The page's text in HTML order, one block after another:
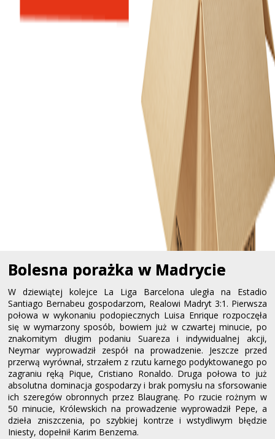
Bolesna porażka w Madrycie
W dziewiątej kolejce La Liga Barcelona uległa na Estadio
Santiago Bernabeu gospodarzom, Realowi Madryt 3:1. Pierwsza
połowa w wykonaniu podopiecznych Luisa Enrique rozpoczęła
się w wymarzony sposób, bowiem już w czwartej minucie, po
znakomitym długim podaniu Suareza i indywidualnej akcji,
Neymar wyprowadził zespół na prowadzenie. Jeszcze przed
przerwą wyrównał, strzałem z rzutu karnego podyktowanego po
zagraniu ręką Pique, Cristiano Ronaldo. Druga połowa to już
absolutna dominacja gospodarzy i brak pomysłu na sforsowanie
ich szeregów obronnych przez Blaugranę. Po rzucie rożnym w
50 minucie, Królewskich na prowadzenie wyprowadził Pepe, a
dzieła zniszczenia, po szybkiej kontrze i wstydliwym błędzie
Iniesty, dopełnił Karim Benzema.